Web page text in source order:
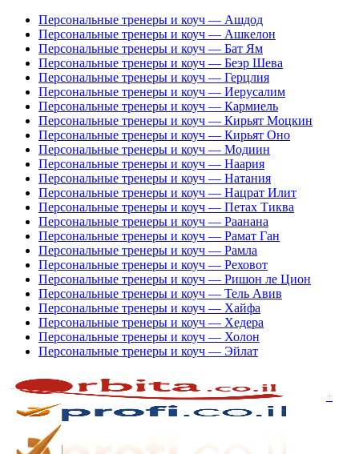
Персональные тренеры и коуч — Ашдод
Персональные тренеры и коуч — Ашкелон
Персональные тренеры и коуч — Бат Ям
Персональные тренеры и коуч — Беэр Шева
Персональные тренеры и коуч — Герцлия
Персональные тренеры и коуч — Иерусалим
Персональные тренеры и коуч — Кармиель
Персональные тренеры и коуч — Кирьят Моцкин
Персональные тренеры и коуч — Кирьят Оно
Персональные тренеры и коуч — Модиин
Персональные тренеры и коуч — Наария
Персональные тренеры и коуч — Натания
Персональные тренеры и коуч — Нацрат Илит
Персональные тренеры и коуч — Петах Тиква
Персональные тренеры и коуч — Раанана
Персональные тренеры и коуч — Рамат Ган
Персональные тренеры и коуч — Рамла
Персональные тренеры и коуч — Реховот
Персональные тренеры и коуч — Ришон ле Цион
Персональные тренеры и коуч — Тель Авив
Персональные тренеры и коуч — Хайфа
Персональные тренеры и коуч — Хедера
Персональные тренеры и коуч — Холон
Персональные тренеры и коуч — Эйлат
+